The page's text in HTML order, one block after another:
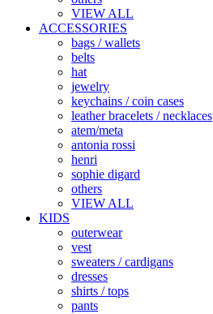
VIEW ALL
ACCESSORIES
bags / wallets
belts
hat
jewelry
keychains / coin cases
leather bracelets / necklaces
atem/meta
antonia rossi
henri
sophie digard
others
VIEW ALL
KIDS
outerwear
vest
sweaters / cardigans
dresses
shirts / tops
pants